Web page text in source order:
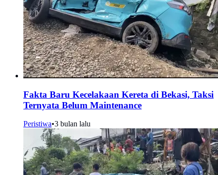
Fakta Baru Kecelakaan Kereta di Bekasi, Taksi
Ternyata Belum Maintenance
Peristiwa•3 bulan lalu